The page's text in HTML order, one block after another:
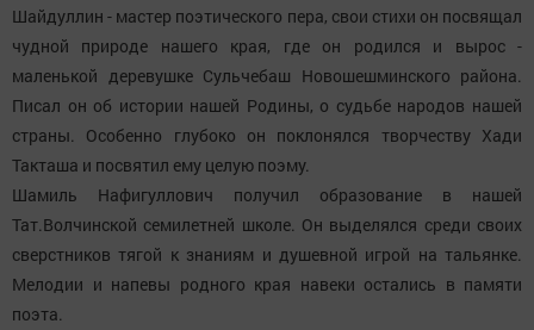
Шайдуллин - мастер поэтического пера, свои стихи он посвящал
чудной природе нашего края, где он родился и вырос -
маленькой деревушке Сульчебаш Новошешминского района.
Писал он об истории нашей Родины, о судьбе народов нашей
страны. Особенно глубоко он поклонялся творчеству Хади
Такташа и посвятил ему целую поэму.
Шамиль Нафигуллович получил образование в нашей
Тат.Волчинской семилетней школе. Он выделялся среди своих
сверстников тягой к знаниям и душевной игрой на тальянке.
Мелодии и напевы родного края навеки остались в памяти
поэта.